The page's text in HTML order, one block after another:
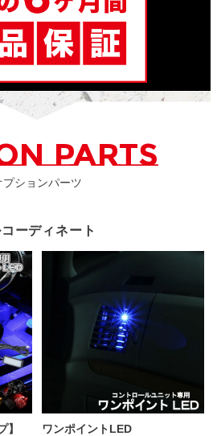
PARTS
プションパーツ
ーディネート
ワンポイントLED